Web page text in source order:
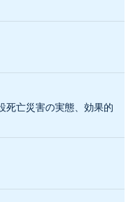
死亡災害の実態、効果的